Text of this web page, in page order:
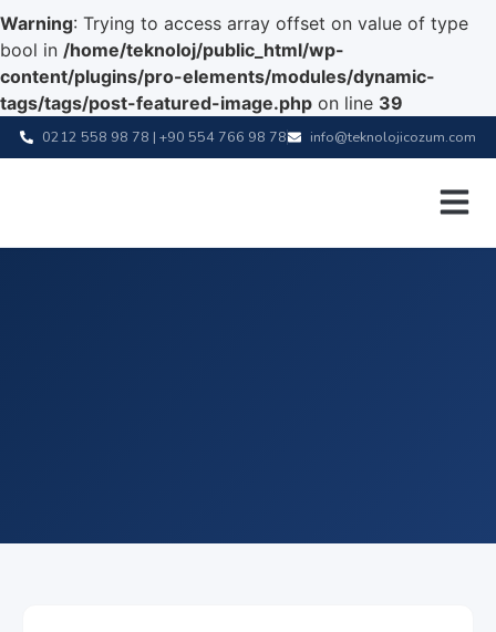
Warning: Trying to access array offset on value of type
bool in /home/teknoloj/public_html/wp-
content/plugins/pro-elements/modules/dynamic-
tags/tags/post-featured-image.php on line 39
0212 558 98 78 | +90 554 766 98 78 info@teknolojicozum.com